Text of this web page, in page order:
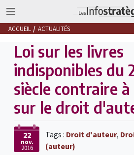
ACCUEIL ACTUALITÉS
Loi sur les livres
indisponibles du
siècle contraire
sur le droit
22
nov.
2016
Tags : Droit d'auteur,
(auteur)